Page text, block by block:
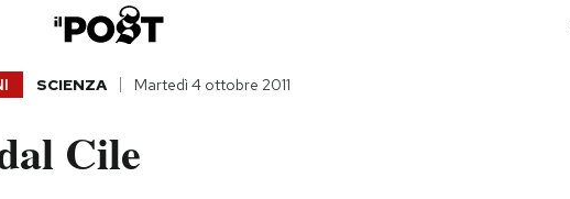
SCIENZA Martedì 4 ottobre 2011
Cile